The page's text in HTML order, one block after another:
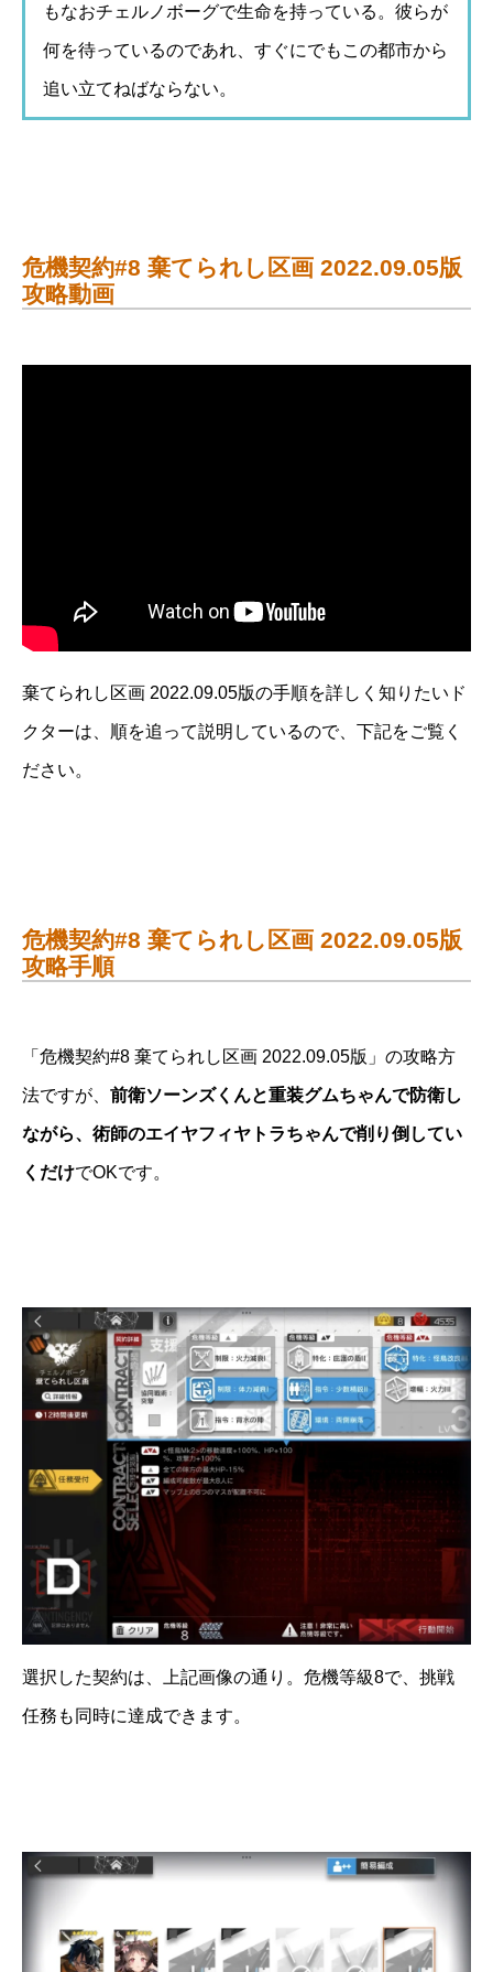
もなおチェルノボーグで生命を持っている。彼らが
何を待っているのであれ、すぐにでもこの都市から
追い立てねばならない。
危機契約#8 棄てられし区画 2022.09.05版
攻略動画
棄てられし区画 2022.09.05版の手順を詳しく知りたいド
クターは、順を追って説明しているので、下記をご覧く
ださい。
危機契約#8 棄てられし区画 2022.09.05版
攻略手順
「危機契約#8 棄てられし区画 2022.09.05版」の攻略方
法ですが、 前衛ソーンズくんと重装グムちゃんで防衛し
ながら、術師のエイヤフィヤトラちゃんで削り倒してい
くだけでOKです。
選択した契約は、上記画像の通り。危機等級8で、挑戦
任務も同時に達成できます。